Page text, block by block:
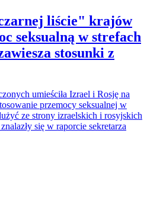
liście" krajów
seksualną w strefach
stosunki z
umieściła Izrael i Rosję na
przemocy seksualnej w
ze strony izraelskich i rosyjskich
się w raporcie sekretarza